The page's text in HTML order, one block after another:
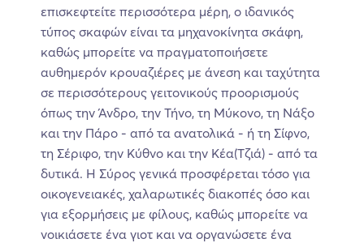
επισκεφτείτε περισσότερα μέρη, ο ιδανικός
τύπος σκαφών είναι τα μηχανοκίνητα σκάφη,
καθώς μπορείτε να πραγματοποιήσετε
αυθημερόν κρουαζιέρες με άνεση και ταχύτητα
σε περισσότερους γειτονικούς προορισμούς
όπως την Άνδρο, την Τήνο, τη Μύκονο, τη Νάξο
και την Πάρο - από τα ανατολικά - ή τη Σίφνο,
τη Σέριφο, την Κύθνο και την Κέα(Τζιά) - από τα
δυτικά. Η Σύρος γενικά προσφέρεται τόσο για
οικογενειακές, χαλαρωτικές διακοπές όσο και
για εξορμήσεις με φίλους, καθώς μπορείτε να
νοικιάσετε ένα γιοτ και να οργανώσετε ένα